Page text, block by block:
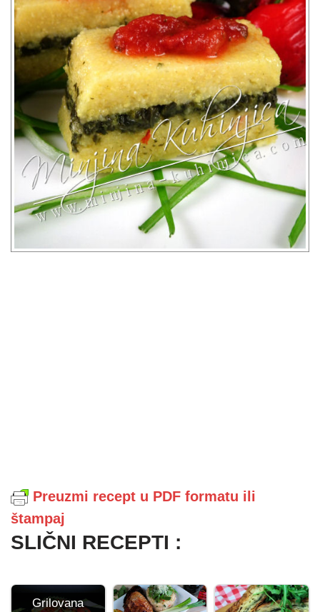
Preuzmi recept u PDF formatu ili
štampaj
SLIČNI RECEPTI :
Grilovana